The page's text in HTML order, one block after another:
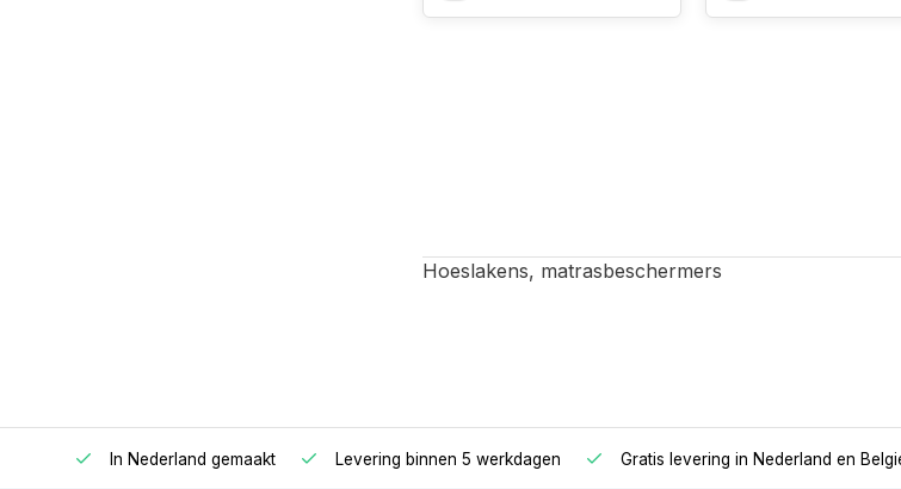
Hoeslakens, matrasbeschermers
In Nederland gemaakt Levering binnen 5 werkdagen Gratis levering in Nederland en